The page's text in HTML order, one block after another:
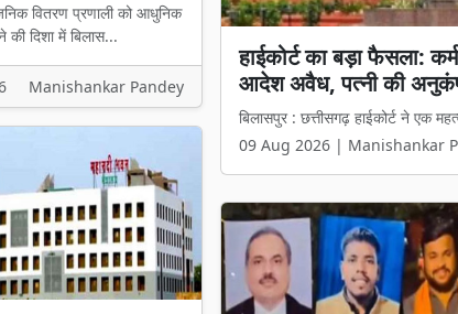
वितरण प्रणाली को आधुनिक
की दिशा में बिलास...
Manishankar Pandey
हाईकोर्ट का बड़ा फैसला:
आदेश अवैध, पत्नी की
बिलासपुर : छत्तीसगढ़ हाईकोर्ट ने एक
09 Aug 2026 | Manishankar
बिलासपुर में शुरू हुआ जिले
ही मिलेगा पूरा राशन
बिलासपुर : सार्वजनिक वितरण प्रणाली
09 Aug 2026 | Manishankar